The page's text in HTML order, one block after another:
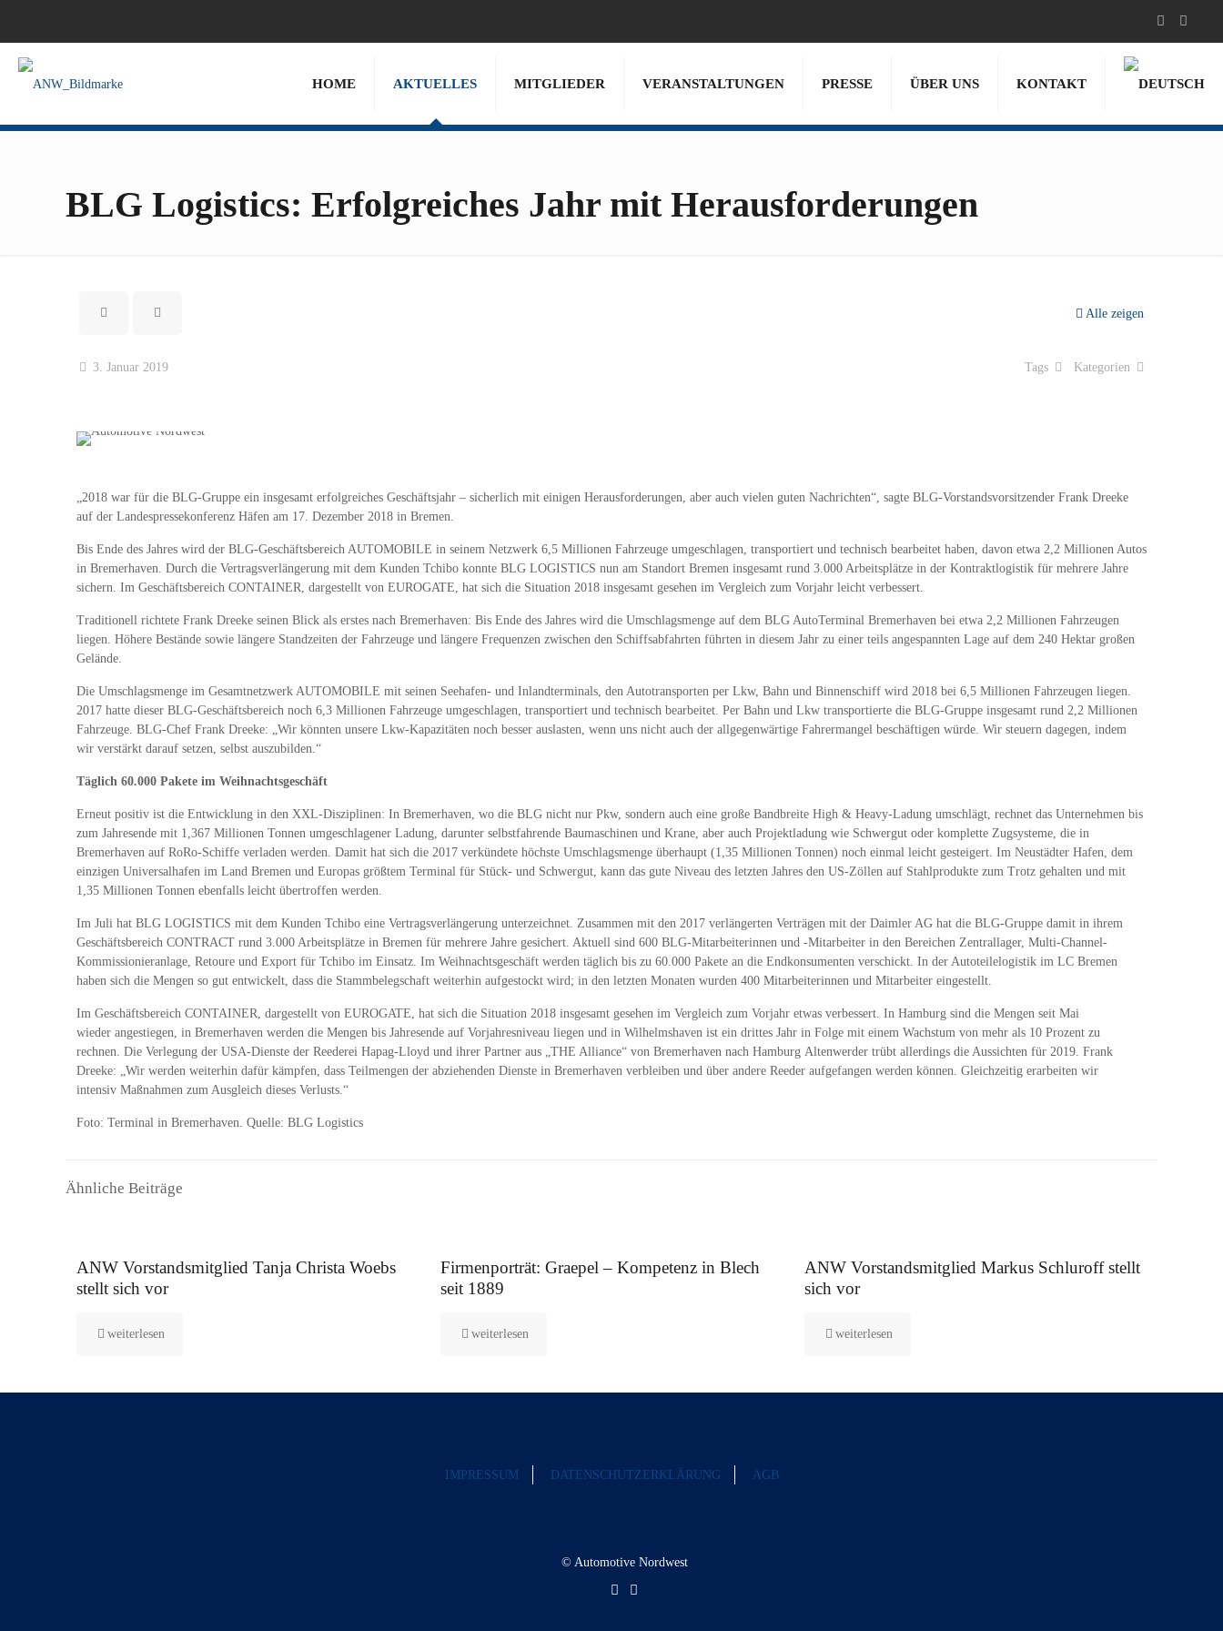
HOME AKTUELLES MITGLIEDER VERANSTALTUNGEN PRESSE ÜBER UNS KONTAKT
BLG Logistics: Erfolgreiches Jahr mit Herausforderungen
Alle zeigen
3. Januar 2019 Kategorien
Tags
„2018 war für die BLG-Gruppe ein insgesamt erfolgreiches Geschäftsjahr – sicherlich mit einigen Herausforderungen, aber auch vielen guten Nachrichten“, sagte BLG-Vorstandsvorsitzender Frank Dreeke
auf der Landespressekonferenz Häfen am 17. Dezember 2018 in Bremen.
Bis Ende des Jahres wird der BLG-Geschäftsbereich AUTOMOBILE in seinem Netzwerk 6,5 Millionen Fahrzeuge umgeschlagen, transportiert und technisch bearbeitet haben, davon etwa 2,2 Millionen Autos
in Bremerhaven. Durch die Vertragsverlängerung mit dem Kunden Tchibo konnte BLG LOGISTICS nun am Standort Bremen insgesamt rund 3.000 Arbeitsplätze in der Kontraktlogistik für mehrere Jahre
sichern. Im Geschäftsbereich CONTAINER, dargestellt von EUROGATE, hat sich die Situation 2018 insgesamt gesehen im Vergleich zum Vorjahr leicht verbessert.
Traditionell richtete Frank Dreeke seinen Blick als erstes nach Bremerhaven: Bis Ende des Jahres wird die Umschlagsmenge auf dem BLG AutoTerminal Bremerhaven bei etwa 2,2 Millionen Fahrzeugen
liegen. Höhere Bestände sowie längere Standzeiten der Fahrzeuge und längere Frequenzen zwischen den Schiffsabfahrten führten in diesem Jahr zu einer teils angespannten Lage auf dem 240 Hektar großen
Gelände.
Die Umschlagsmenge im Gesamtnetzwerk AUTOMOBILE mit seinen Seehafen- und Inlandterminals, den Autotransporten per Lkw, Bahn und Binnenschiff wird 2018 bei 6,5 Millionen Fahrzeugen liegen.
2017 hatte dieser BLG-Geschäftsbereich noch 6,3 Millionen Fahrzeuge umgeschlagen, transportiert und technisch bearbeitet. Per Bahn und Lkw transportierte die BLG-Gruppe insgesamt rund 2,2 Millionen
Fahrzeuge. BLG-Chef Frank Dreeke: „Wir könnten unsere Lkw-Kapazitäten noch besser auslasten, wenn uns nicht auch der allgegenwärtige Fahrermangel beschäftigen würde. Wir steuern dagegen, indem
wir verstärkt darauf setzen, selbst auszubilden.“
Täglich 60.000 Pakete im Weihnachtsgeschäft
Erneut positiv ist die Entwicklung in den XXL-Disziplinen: In Bremerhaven, wo die BLG nicht nur Pkw, sondern auch eine große Bandbreite High & Heavy-Ladung umschlägt, rechnet das Unternehmen bis
zum Jahresende mit 1,367 Millionen Tonnen umgeschlagener Ladung, darunter selbstfahrende Baumaschinen und Krane, aber auch Projektladung wie Schwergut oder komplette Zugsysteme, die in
Bremerhaven auf RoRo-Schiffe verladen werden. Damit hat sich die 2017 verkündete höchste Umschlagsmenge überhaupt (1,35 Millionen Tonnen) noch einmal leicht gesteigert. Im Neustädter Hafen, dem
einzigen Universalhafen im Land Bremen und Europas größtem Terminal für Stück- und Schwergut, kann das gute Niveau des letzten Jahres den US-Zöllen auf Stahlprodukte zum Trotz gehalten und mit
1,35 Millionen Tonnen ebenfalls leicht übertroffen werden.
Im Juli hat BLG LOGISTICS mit dem Kunden Tchibo eine Vertragsverlängerung unterzeichnet. Zusammen mit den 2017 verlängerten Verträgen mit der Daimler AG hat die BLG-Gruppe damit in ihrem
Geschäftsbereich CONTRACT rund 3.000 Arbeitsplätze in Bremen für mehrere Jahre gesichert. Aktuell sind 600 BLG-Mitarbeiterinnen und -Mitarbeiter in den Bereichen Zentrallager, Multi-Channel-
Kommissionieranlage, Retoure und Export für Tchibo im Einsatz. Im Weihnachtsgeschäft werden täglich bis zu 60.000 Pakete an die Endkonsumenten verschickt. In der Autoteilelogistik im LC Bremen
haben sich die Mengen so gut entwickelt, dass die Stammbelegschaft weiterhin aufgestockt wird; in den letzten Monaten wurden 400 Mitarbeiterinnen und Mitarbeiter eingestellt.
Im Geschäftsbereich CONTAINER, dargestellt von EUROGATE, hat sich die Situation 2018 insgesamt gesehen im Vergleich zum Vorjahr etwas verbessert. In Hamburg sind die Mengen seit Mai
wieder angestiegen, in Bremerhaven werden die Mengen bis Jahresende auf Vorjahresniveau liegen und in Wilhelmshaven ist ein drittes Jahr in Folge mit einem Wachstum von mehr als 10 Prozent zu
rechnen. Die Verlegung der USA-Dienste der Reederei Hapag-Lloyd und ihrer Partner aus „THE Alliance“ von Bremerhaven nach Hamburg Altenwerder trübt allerdings die Aussichten für 2019. Frank
Dreeke: „Wir werden weiterhin dafür kämpfen, dass Teilmengen der abziehenden Dienste in Bremerhaven verbleiben und über andere Reeder aufgefangen werden können. Gleichzeitig erarbeiten wir
intensiv Maßnahmen zum Ausgleich dieses Verlusts.“
Foto: Terminal in Bremerhaven. Quelle: BLG Logistics
Ähnliche Beiträge
ANW Vorstandsmitglied Tanja Christa Woebs
stellt sich vor
weiterlesen
Firmenporträt: Graepel – Kompetenz in Blech
seit 1889
weiterlesen
ANW Vorstandsmitglied Markus Schluroff stellt
sich vor
weiterlesen
IMPRESSUM DATENSCHUTZERKLÄRUNG AGB
© Automotive Nordwest